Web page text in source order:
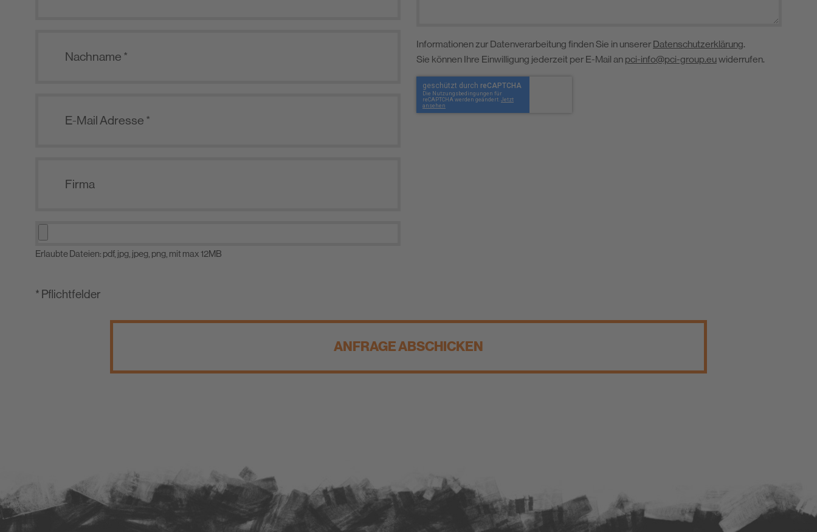
Erlaubte Dateien: pdf, jpg, jpeg, png, mit max 12MB
Informationen zur Datenverarbeitung finden Sie in unserer Datenschutzerklärung.
Sie können Ihre Einwilligung jederzeit per E-Mail an pci-info@pci-group.euwiderrufen.
* Pflichtfelder
ANFRAGE ABSCHICKEN